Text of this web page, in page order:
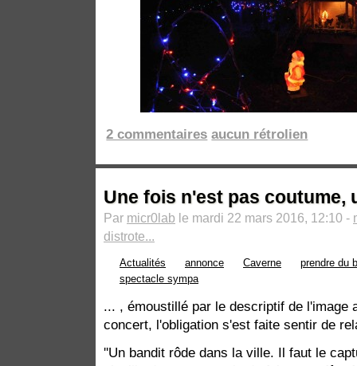
2 commentaires aucun rétrolien
Une fois n'est pas coutume,
Par micr0lab le mardi 22 mars 2016, 12:10 -
distrote...
Actualités annonce Caverne
prendre du
spectacle sympa
... , émoustillé par le descriptif de l'image
concert, l'obligation s'est faite sentir de
''Un bandit rôde dans la ville. Il faut le